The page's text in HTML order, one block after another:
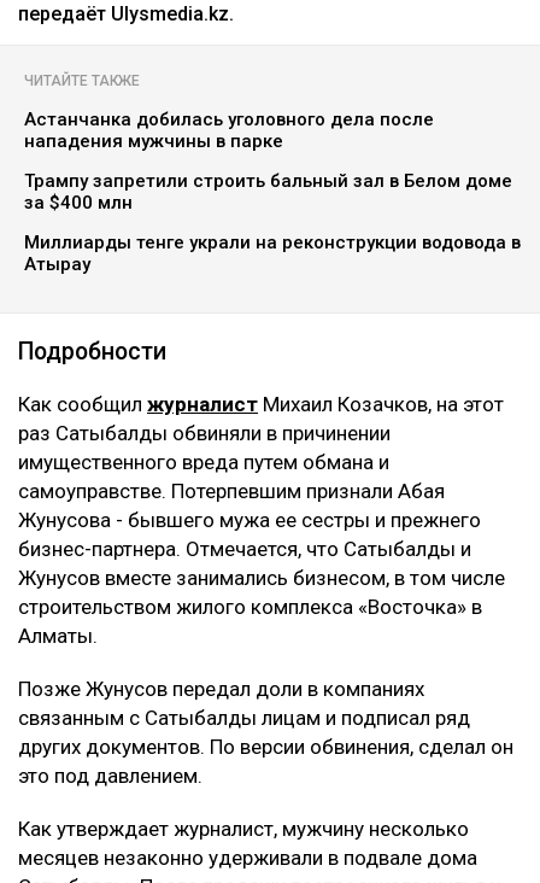
передаёт Ulysmedia.kz.
ЧИТАЙТЕ ТАКЖЕ
Астанчанка добилась уголовного дела после
нападения мужчины в парке
Трампу запретили строить бальный зал в Белом доме
за $400 млн
Миллиарды тенге украли на реконструкции водовода в
Атырау
Подробности
Как сообщил журналист Михаил Козачков, на этот
раз Сатыбалды обвиняли в причинении
имущественного вреда путем обмана и
самоуправстве. Потерпевшим признали Абая
Жунусова - бывшего мужа ее сестры и прежнего
бизнес-партнера. Отмечается, что Сатыбалды и
Жунусов вместе занимались бизнесом, в том числе
строительством жилого комплекса «Восточка» в
Алматы.
Позже Жунусов передал доли в компаниях
связанным с Сатыбалды лицам и подписал ряд
других документов. По версии обвинения, сделал он
это под давлением.
Как утверждает журналист, мужчину несколько
месяцев незаконно удерживали в подвале дома